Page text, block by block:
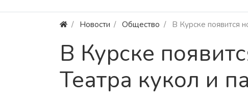
Новости Общество В Курске появится
В Курске
Театра кукол и